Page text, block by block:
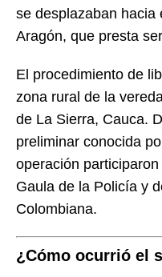
se desplazaban hacia
Aragón, que presta
El procedimiento de
zona rural de la
de La Sierra, Cauca.
preliminar conocida
operación
Gaula de la Policía y
Colombiana.
¿Cómo ocurrió el